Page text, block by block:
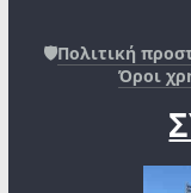
🛡️Πολιτική
Όροι